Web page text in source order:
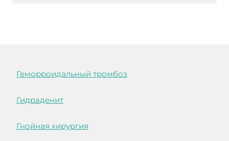
Геморроидальный тромбоз
Гидраденит
Гнойная хирургия